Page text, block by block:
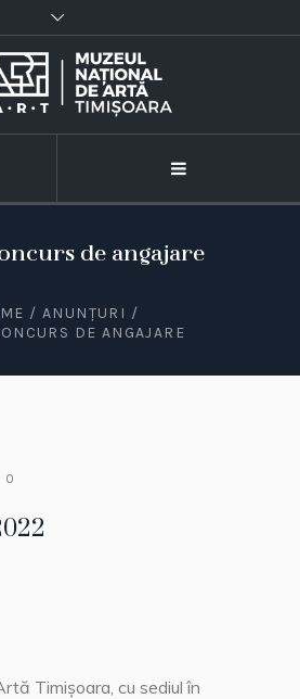
de angajare
/ ANUNȚURI /
DE ANGAJARE
0
Timişoara, cu sediul în